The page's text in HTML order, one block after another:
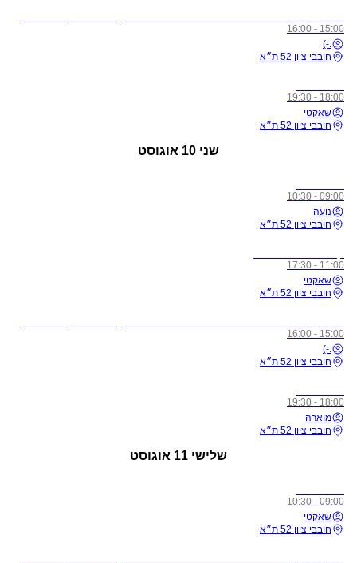
15:00 - 16:00
:-)
חובבי ציון 52 ת״א
18:00 - 19:30
שאקטי
חובבי ציון 52 ת״א
שני 10 אוגוסט
09:00 - 10:30
נועה
חובבי ציון 52 ת״א
11:00 - 17:30
שאקטי
חובבי ציון 52 ת״א
15:00 - 16:00
:-)
חובבי ציון 52 ת״א
18:00 - 19:30
מוארה
חובבי ציון 52 ת״א
שלישי 11 אוגוסט
09:00 - 10:30
שאקטי
חובבי ציון 52 ת״א